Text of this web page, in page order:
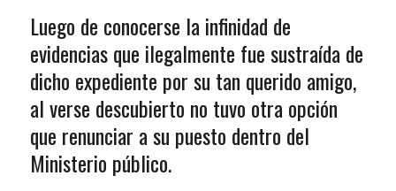
Luego de conocerse la infinidad de
evidencias que ilegalmente fue sustraída de
dicho expediente por su tan querido amigo,
al verse descubierto no tuvo otra opción
que renunciar a su puesto dentro del
Ministerio público.